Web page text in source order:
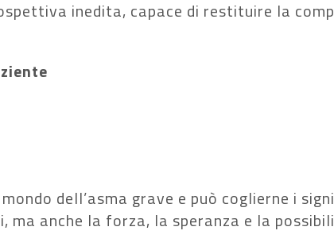
inedita, capace di restituire la
dell’asma grave e può coglierne i
anche la forza, la speranza e la